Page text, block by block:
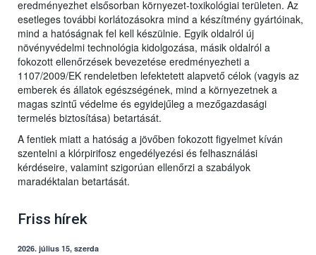
eredményezhet elsősorban környezet-toxikológiai területen. Az
esetleges további korlátozásokra mind a készítmény gyártóinak,
mind a hatóságnak fel kell készülnie. Egyik oldalról új
növényvédelmi technológia kidolgozása, másik oldalról a
fokozott ellenőrzések bevezetése eredményezheti a
1107/2009/EK rendeletben lefektetett alapvető célok (vagyis az
emberek és állatok egészségének, mind a környezetnek a
magas szintű védelme és egyidejűleg a mezőgazdasági
termelés biztosítása) betartását.
A fentiek miatt a hatóság a jövőben fokozott figyelmet kíván
szentelni a klórpirifosz engedélyezési és felhasználási
kérdéseire, valamint szigorúan ellenőrzi a szabályok
maradéktalan betartását.
Friss hírek
2026. július 15, szerda